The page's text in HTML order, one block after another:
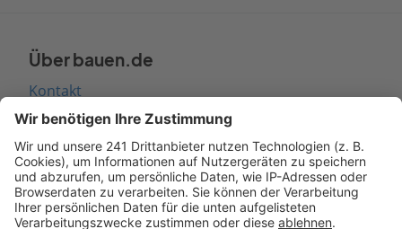
Über bauen.de
Kontakt
Seitenaufbau
Barrierefreiheit
Cookie Einstellungen